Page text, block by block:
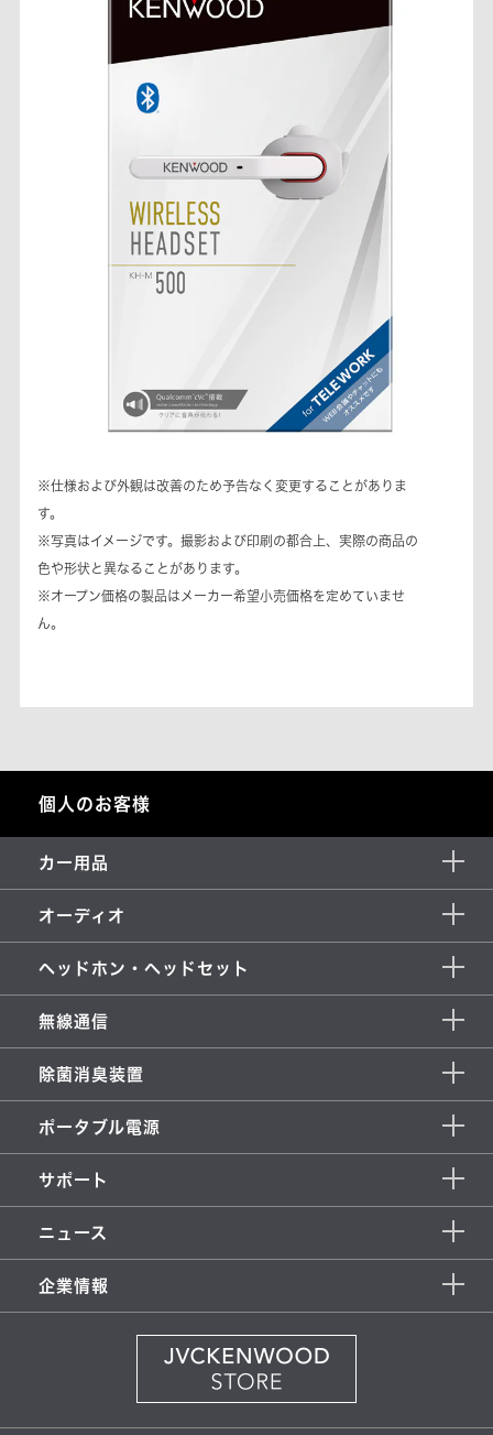
※仕様および外観は改善のため予告なく変更することがありま
す。
※写真はイメージです。撮影および印刷の都合上、実際の商品の
色や形状と異なることがあります。
※オープン価格の製品はメーカー希望小売価格を定めていませ
ん。
個人のお客様
カー用品
オーディオ
ヘッドホン・ヘッドセット
無線通信
除菌消臭装置
ポータブル電源
サポート
ニュース
企業情報